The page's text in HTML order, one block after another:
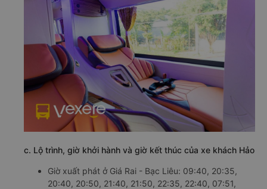
c. Lộ trình, giờ khởi hành và giờ kết thúc của xe khách Hảo
Giờ xuất phát ở Giá Rai - Bạc Liêu: 09:40, 20:35,
20:40, 20:50, 21:40, 21:50, 22:35, 22:40, 07:51,